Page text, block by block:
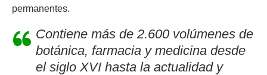
permanentes.
Contiene más de 2.600 volúmenes de
botánica, farmacia y medicina desde
el siglo XVI hasta la actualidad y